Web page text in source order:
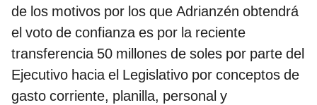
de los motivos por los que Adrianzén obtendrá
el voto de confianza es por la reciente
transferencia 50 millones de soles por parte del
Ejecutivo hacia el Legislativo por conceptos de
gasto corriente, planilla, personal y